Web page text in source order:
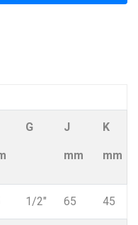
G J
mm
K
mm
1/2″ 65 45